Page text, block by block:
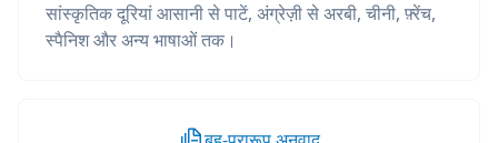
सांस्कृतिक दूरियां आसानी से पाटें, अंग्रेज़ी से अरबी, चीनी, फ़्रेंच,
स्पैनिश और अन्य भाषाओं तक।